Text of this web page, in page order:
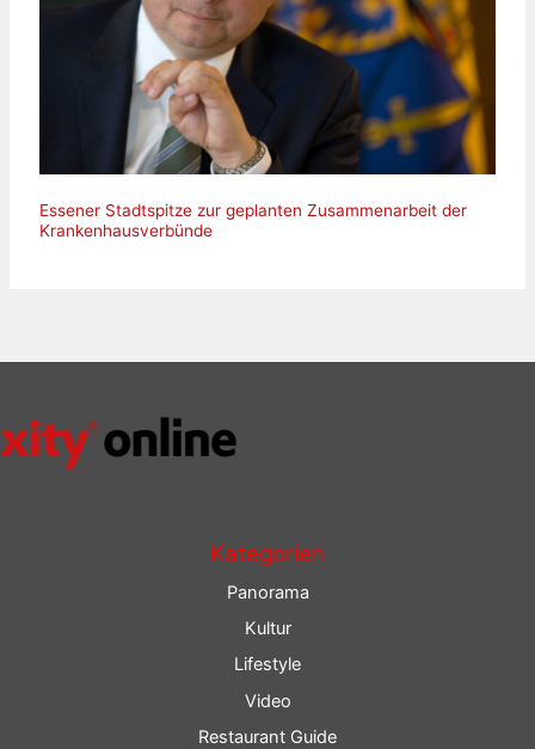
Essener Stadtspitze zur geplanten Zusammenarbeit der
Krankenhausverbünde
Kategorien
Panorama
Kultur
Lifestyle
Video
Restaurant Guide